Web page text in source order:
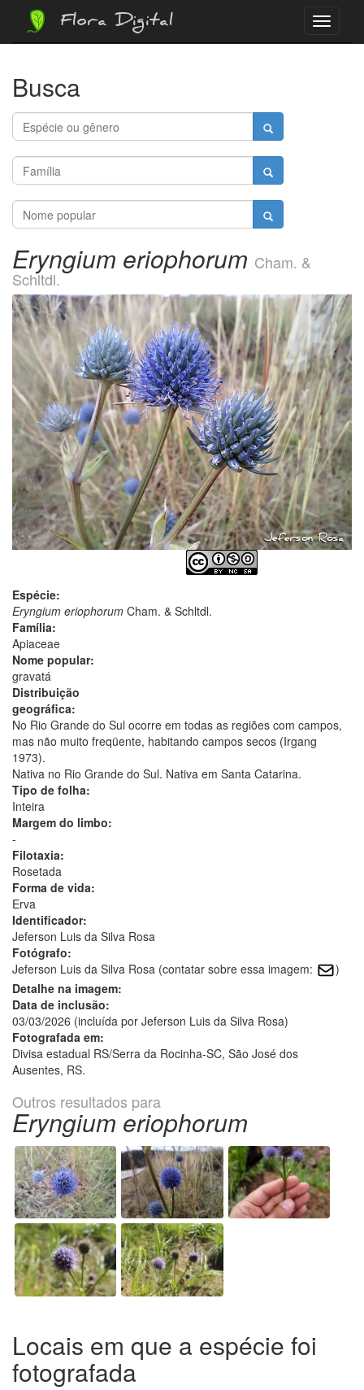
Menu
Flora Digital
Busca
Eryngium eriophorum Cham. &
Schltdl.
Espécie:
Eryngium eriophorum Cham. & Schltdl.
Família:
Apiaceae
Nome popular:
gravatá
Distribuição
geográfica:
No Rio Grande do Sul ocorre em todas as regiões com campos,
mas não muito freqüente, habitando campos secos (Irgang
1973).
Nativa no Rio Grande do Sul. Nativa em Santa Catarina.
Tipo de folha:
Inteira
Margem do limbo:
-
Filotaxia:
Rosetada
Forma de vida:
Erva
Identificador:
Jeferson Luis da Silva Rosa
Fotógrafo:
Jeferson Luis da Silva Rosa (contatar sobre essa imagem:
)
Detalhe na imagem:
Data de inclusão:
03/03/2026 (incluída por Jeferson Luis da Silva Rosa)
Fotografada em:
Divisa estadual RS/Serra da Rocinha-SC, São José dos
Ausentes, RS.
Outros resultados para
Eryngium eriophorum
Locais em que a espécie foi
fotografada